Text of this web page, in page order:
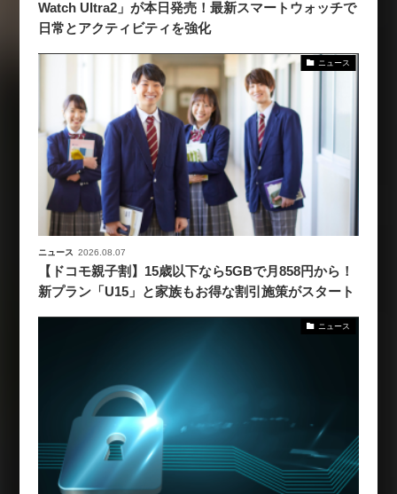
Watch Ultra2」が本日発売！最新スマートウォッチで
日常とアクティビティを強化
ニュース
ニュース 2026.08.07
【ドコモ親子割】15歳以下なら5GBで月858円から！
新プラン「U15」と家族もお得な割引施策がスタート
ニュース